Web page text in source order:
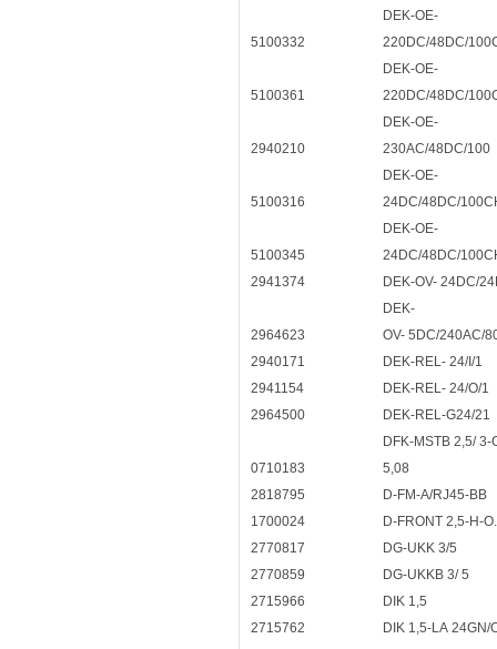
5100332
DEK-OE-
220DC/48DC/
5100361
DEK-OE-
220DC/48DC/
2940210
DEK-OE-
230AC/48DC/100
5100316
DEK-OE-
24DC/48DC/
5100345
DEK-OE-
24DC/48DC/
2941374
DEK-OV- 24DC/
2964623
DEK-
OV- 5DC/240AC/
2940171
DEK-REL- 24/I/1
2941154
DEK-REL- 24/O/1
2964500
DEK-REL-G24/21
0710183
DFK-MSTB 2,5/ 3-
5,08
2818795
D-FM-A/RJ45-BB
1700024
D-FRONT 2,5-H-
2770817
DG-UKK 3/5
2770859
DG-UKKB 3/ 5
2715966
DIK 1,5
2715762
DIK 1,5-LA 24GN/